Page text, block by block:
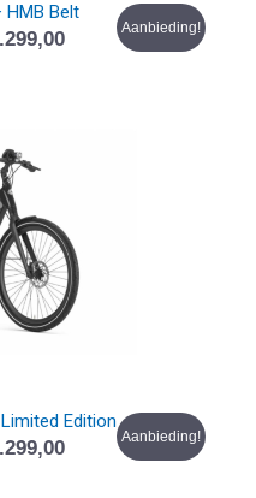
HMB Belt
HuidigeAanbieding!
Edition
HuidigeAanbieding!